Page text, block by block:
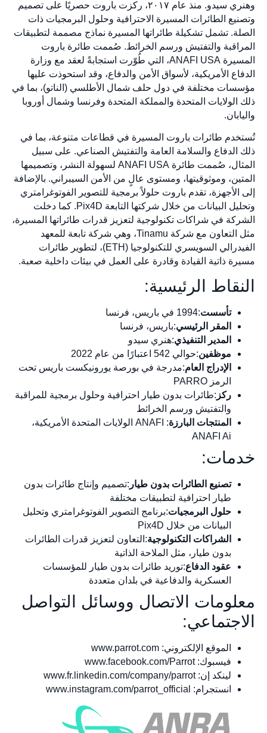
وهنري سيدو. منذ عام ٢٠١٧، ركزت باروت حصريًا على تصميم
وتصنيع الطائرات المسيرة الاحترافية وحلول البرمجيات ذات
الصلة. تشمل تشكيلة طائراتها المسيرة نماذج مصممة لتطبيقات
المراقبة والتفتيش ورسم الخرائط. صُممت طائرة باروت
المسيرة ANAFI USA، التي طُوّرت استجابةً لعقد مع وزارة
الدفاع الأمريكية، لأسواق الأمن والدفاع، وقد استحوذت عليها
مؤسسات مختلفة في دول حلف شمال الأطلسي (الناتو)، بما في
ذلك الولايات المتحدة والمملكة المتحدة وفرنسا وشمال أوروبا
واليابان.
تُستخدم طائرات باروت المسيرة في قطاعات متنوعة، بما في
ذلك الدفاع والسلامة العامة والتفتيش الصناعي. على سبيل
المثال، صُممت طائرة ANAFI USA لسهولة النشر، وتصميمها
المتين، وموثوقيتها، ومستوى عالٍ من الأمن السيبراني. بالإضافة
إلى الأجهزة، تقدم باروت حلولاً برمجية للتصوير الفوتوغرامتري
وتحليل البيانات من خلال شركتها التابعة Pix4D. كما دخلت
الشركة في شراكات تكنولوجية لتعزيز قدرات طائراتها المسيرة،
مثل التعاون مع شركة Tinamu، وهي شركة تابعة للمعهد
الفيدرالي السويسري للتكنولوجيا (ETH)، لتطوير طائرات
مسيرة ذاتية القيادة وقادرة على العمل في بيئات داخلية صعبة.
النقاط الرئيسية:
تأسست:1994 في باريس، فرنسا
المقر الرئيسي:باريس، فرنسا
المدير التنفيذي:هنري سيدو
موظفين:حوالي 542 اعتبارًا من عام 2022
الإدراج العام:مدرجة في بورصة يورونيكست باريس تحت
الرمز PARRO
ركز :طائرات بدون طيار احترافية وحلول برمجية للمراقبة
والتفتيش ورسم الخرائط
المنتجات البارزة
: ANAFI الولايات المتحدة الأمريكية،
ANAFI Ai
خدمات:
تصنيع الطائرات بدون طيار :تصميم وإنتاج طائرات بدون
طيار احترافية لتطبيقات مختلفة
حلول البرمجيات:برنامج التصوير الفوتوغرامتري وتحليل
البيانات من خلال Pix4D
الشراكات التكنولوجية:التعاون لتعزيز قدرات الطائرات
بدون طيار، مثل الملاحة الذاتية
عقود الدفاع:توريد طائرات بدون طيار للمؤسسات
العسكرية والدفاعية في بلدان متعددة
معلومات الاتصال ووسائل التواصل
الاجتماعي:
الموقع الإلكتروني: www.parrot.com
فيسبوك: www.facebook.com/Parrot
لينكد إن: www.fr.linkedin.com/company/parrot
انستجرام: www.instagram.com/parrot_official